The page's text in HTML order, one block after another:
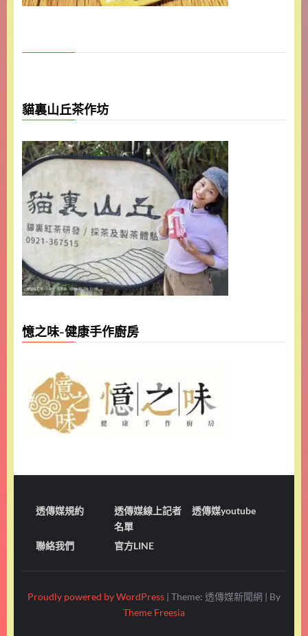
貓裏山丘茶作坊
憶之味-健康手作廚房
透傳媒規約
透傳媒線上記者
名單
透傳媒youtube
聯絡我們 官方LINE
Proudly powered by WordPress | Theme: 透傳媒新聞網 | By
Theme Freesia